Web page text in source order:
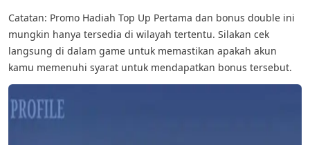
Catatan: Promo Hadiah Top Up Pertama dan bonus double ini
mungkin hanya tersedia di wilayah tertentu. Silakan cek
langsung di dalam game untuk memastikan apakah akun
kamu memenuhi syarat untuk mendapatkan bonus tersebut.